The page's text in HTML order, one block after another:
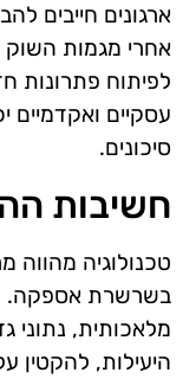
ארגונים חייבים
אחרי מגמות
לפיתוח פתרונות
עסקיים ואקדמיים
סיכונים.
חשיבות
טכנולוגיה
בשרשרת אספקה.
מלאכותית, נתוני
היעילות, להקטין